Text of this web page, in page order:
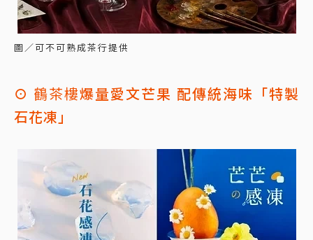
圖／可不可熟成茶行提供
⊙ 鶴茶樓爆量愛文芒果 配傳統海味「特製
石花凍」